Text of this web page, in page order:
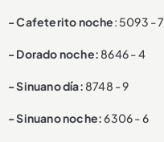
- Cafeterito noche: 5093 - 7
- Dorado noche: 8646 - 4
- Sinuano día: 8748 - 9
- Sinuano noche:6306 - 6